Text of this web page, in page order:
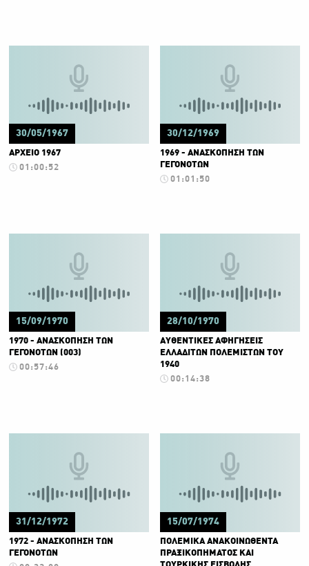
30/05/1967
ΑΡΧΕΙΟ 1967
01:00:52
30/12/1969
1969 - ΑΝΑΣΚΟΠΗΣΗ ΤΩΝ
ΓΕΓΟΝΟΤΩΝ
01:01:50
15/09/1970
1970 - ΑΝΑΣΚΟΠΗΣΗ ΤΩΝ
ΓΕΓΟΝΟΤΩΝ (003)
00:57:46
28/10/1970
ΑΥΘΕΝΤΙΚΕΣ ΑΦΗΓΗΣΕΙΣ
ΕΛΛΑΔΙΤΩΝ ΠΟΛΕΜΙΣΤΩΝ ΤΟΥ
1940
00:14:38
31/12/1972
1972 - ΑΝΑΣΚΟΠΗΣΗ ΤΩΝ
ΓΕΓΟΝΟΤΩΝ
15/07/1974
ΠΟΛΕΜΙΚΑ ΑΝΑΚΟΙΝΩΘΕΝΤΑ
ΠΡΑΞΙΚΟΠΗΜΑΤΟΣ ΚΑΙ